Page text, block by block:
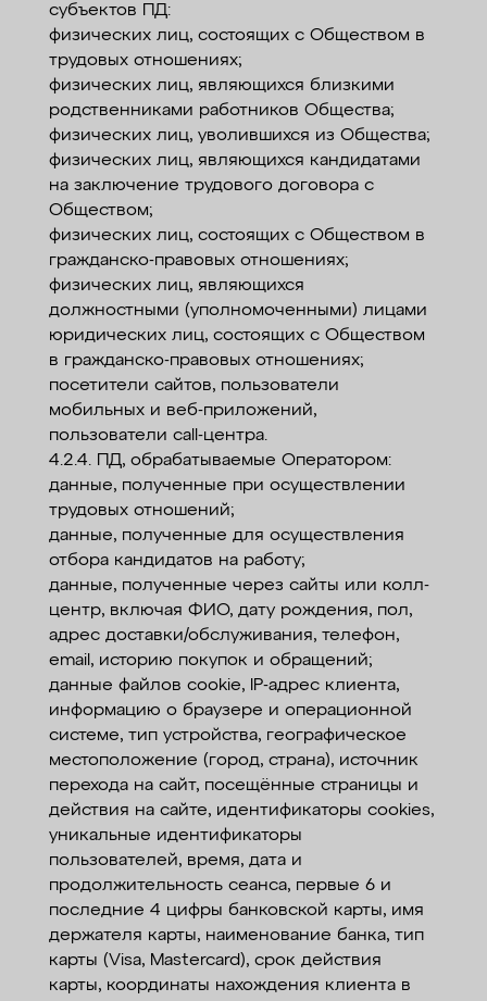
субъектов ПД:
физических лиц, состоящих с Обществом в
трудовых отношениях;
физических лиц, являющихся близкими
родственниками работников Общества;
физических лиц, уволившихся из Общества;
физических лиц, являющихся кандидатами
на заключение трудового договора с
Обществом;
физических лиц, состоящих с Обществом в
гражданско-правовых отношениях;
физических лиц, являющихся
должностными (уполномоченными) лицами
юридических лиц, состоящих с Обществом
в гражданско-правовых отношениях;
посетители сайтов, пользователи
мобильных и веб-приложений,
пользователи call-центра.
4.2.4. ПД, обрабатываемые Оператором:
данные, полученные при осуществлении
трудовых отношений;
данные, полученные для осуществления
отбора кандидатов на работу;
данные, полученные через сайты или колл-
центр, включая ФИО, дату рождения, пол,
адрес доставки/обслуживания, телефон,
email, историю покупок и обращений;
данные файлов cookie, IP-адрес клиента,
информацию о браузере и операционной
системе, тип устройства, географическое
местоположение (город, страна), источник
перехода на сайт, посещённые страницы и
действия на сайте, идентификаторы cookies,
уникальные идентификаторы
пользователей, время, дата и
продолжительность сеанса, первые 6 и
последние 4 цифры банковской карты, имя
держателя карты, наименование банка, тип
карты (Visa, Mastercard), срок действия
карты, координаты нахождения клиента в